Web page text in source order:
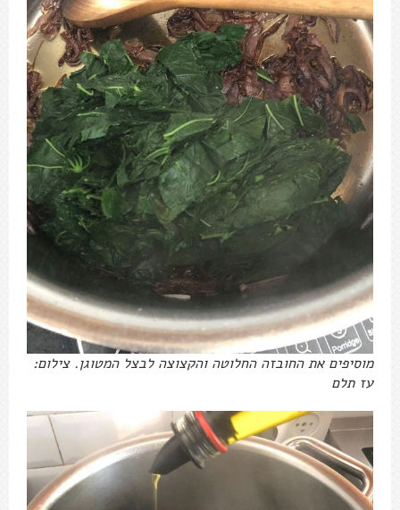
מוסיפים את החובזה החלוטה והקצוצה לבצל המטוגן. צילום:
עז תלם